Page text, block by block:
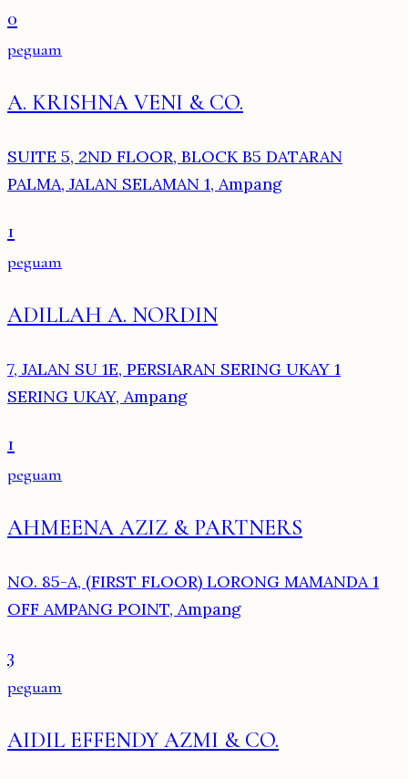
0
peguam
A. KRISHNA VENI & CO.
SUITE 5, 2ND FLOOR, BLOCK B5 DATARAN
PALMA, JALAN SELAMAN 1, Ampang
1
peguam
ADILLAH A. NORDIN
7, JALAN SU 1E, PERSIARAN SERING UKAY 1
SERING UKAY, Ampang
1
peguam
AHMEENA AZIZ & PARTNERS
NO. 85-A, (FIRST FLOOR) LORONG MAMANDA 1
OFF AMPANG POINT, Ampang
3
peguam
AIDIL EFFENDY AZMI & CO.